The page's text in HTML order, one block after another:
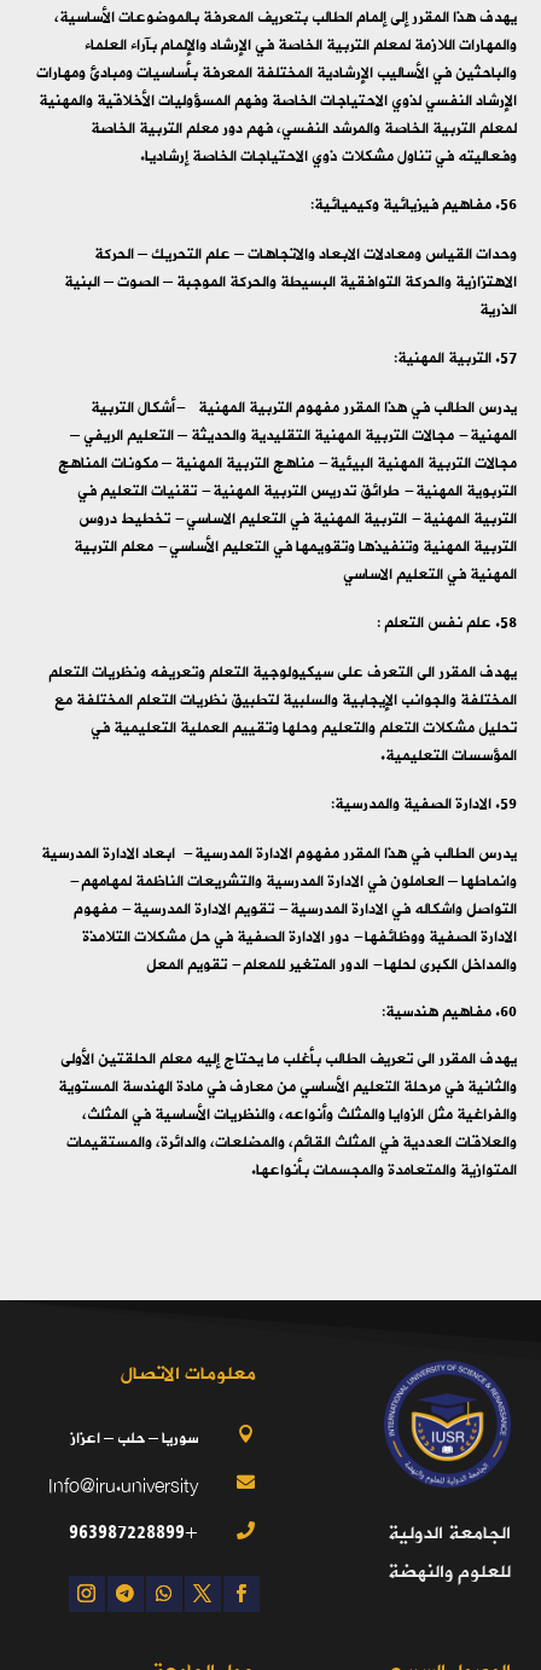
يهدف هذا المقرر إلى إلمام الطالب بتعريف المعرفة بالموضوعات الأساسية،
والمهارات اللازمة لمعلم التربية الخاصة في الإرشاد والإلمام بآراء العلماء
والباحثين في الأساليب الإرشادية المختلفة المعرفة بأساسيات ومبادئ ومهارات
الإرشاد النفسي لذوي الاحتياجات الخاصة وفهم المسؤوليات الأخلاقية والمهنية
لمعلم التربية الخاصة والمرشد النفسي، فهم دور معلم التربية الخاصة
وفعاليته في تناول مشكلات ذوي الاحتياجات الخاصة إرشاديا.
مفاهيم فيزيائية وكيميائية:
وحدات القياس ومعادلات الابعاد والاتجاهات – علم التحريك – الحركة
الاهتزازية والحركة التوافقية البسيطة والحركة الموجبة – الصوت – البنية
الذرية
التربية المهنية:
يدرس الطالب في هذا المقرر مفهوم التربية المهنية -أشكال التربية
المهنية- مجالات التربية المهنية التقليدية والحديثة – التعليم الريفي –
مجالات التربية المهنية البيئية- مناهج التربية المهنية – مكونات المناهج
التربوية المهنية- طرائق تدريس التربية المهنية- تقنيات التعليم في
التربية المهنية- التربية المهنية في التعليم الاساسي- تخطيط دروس
التربية المهنية وتنفيذها وتقويمها في التعليم الأساسي- معلم التربية
المهنية في التعليم الاساسي
علم نفس التعلم :
يهدف المقرر الى التعرف على سيكيولوجية التعلم وتعريفه ونظريات التعلم
المختلفة والجوانب الإيجابية والسلبية لتطبيق نظريات التعلم المختلفة مع
تحليل مشكلات التعلم والتعليم وحلها وتقييم العملية التعليمية في
المؤسسات التعليمية.
الادارة الصفية والمدرسية:
يدرس الطالب في هذا المقرر مفهوم الادارة المدرسية- ابعاد الادارة المدرسية
وانماطها – العاملون في الادارة المدرسية والتشريعات الناظمة لمهامهم-
التواصل واشكاله في الادارة المدرسية- تقويم الادارة المدرسية- مفهوم
الادارة الصفية ووظائفها- دور الادارة الصفية في حل مشكلات التلامذة
والمداخل الكبرى لحلها- الدور المتغير للمعلم- تقويم المعل
60. مفاهيم هندسية:
يهدف المقرر الى تعريف الطالب بأغلب ما يحتاج إليه معلم الحلقتين الأولى
والثانية في مرحلة التعليم الأساسي من معارف في مادة الهندسة المستوية
والفراغية مثل الزوايا والمثلث وأنواعه، والنظريات الأساسية في المثلث،
والعلاقات العددية في المثلث القائم، والمضلعات، والدائرة، والمستقيمات
المتوازية والمتعامدة والمجسمات بأنواعها.
الجامعة الدولية
للعلوم والنهضة
معلومات الاتصال
 سوريا – حلب – اعزاز

Info@iru.university

+963987228899